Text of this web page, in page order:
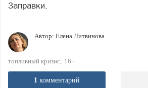
Заправки.
Автор: Елена Литвинова
топливный кризис 16+
1 комментарий